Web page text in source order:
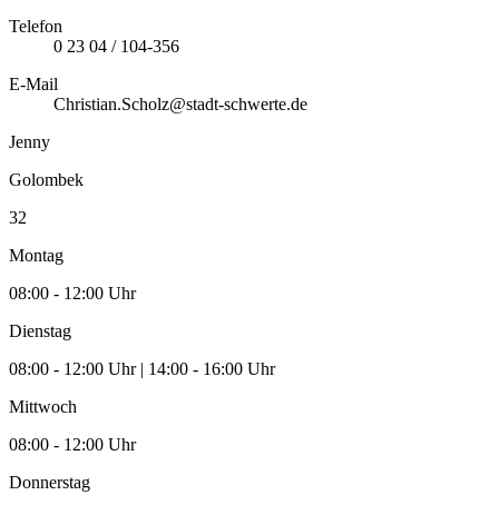
Telefon
0 23 04 / 104-356
E-Mail
Christian.Scholz@stadt-schwerte.de
Jenny
Golombek
32
Montag
08:00 - 12:00 Uhr
Dienstag
08:00 - 12:00 Uhr | 14:00 - 16:00 Uhr
Mittwoch
08:00 - 12:00 Uhr
Donnerstag